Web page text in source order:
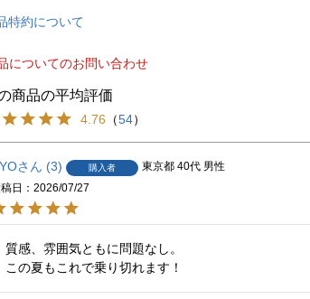
特約について
についてのお問い合わせ
4.76 （54）
3 購入者 東京都 40代 男性
日
2026/07/27
質感、雰囲気ともに問題なし。
この夏もこれで乗り切れます！